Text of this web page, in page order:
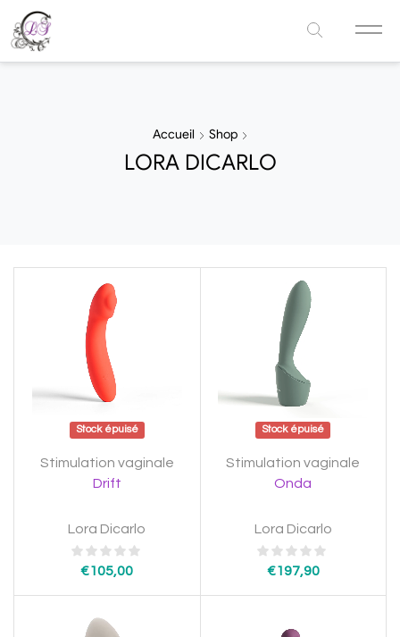
Accueil Shop
LORA DICARLO
Stock épuisé
Stimulation vaginale
Drift
Lora Dicarlo
€105,00
Stock épuisé
Stimulation vaginale
Onda
Lora Dicarlo
€197,90